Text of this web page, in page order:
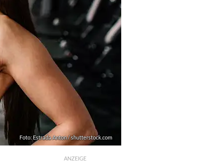
Foto: Estrada Anton / shutterstock.com
ANZEIGE